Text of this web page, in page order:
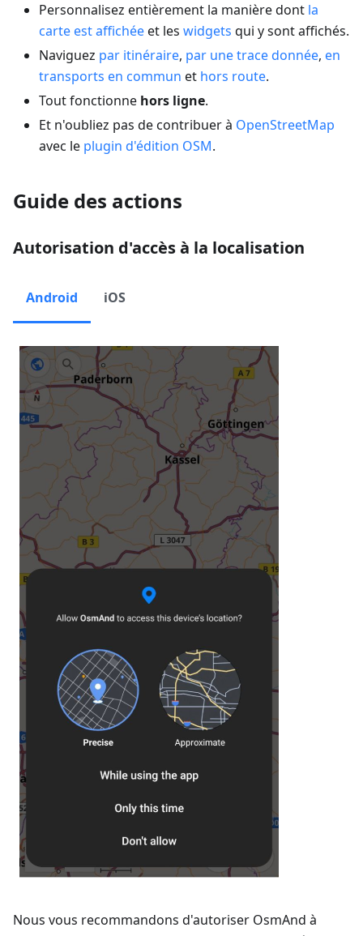
Personnalisez entièrement la manière dont la
carte est affichéeet les widgets qui y sont affichés.
Naviguez par itinéraire, par une trace donnée, en
transports en commun et hors route.
Tout fonctionne hors ligne.
Et n'oubliez pas de contribuer à OpenStreetMap
avec le plugin d'édition OSM.
Guide des actions
Autorisation d'accès à la localisation
Android iOS
Nous vous recommandons d'autoriser OsmAnd à